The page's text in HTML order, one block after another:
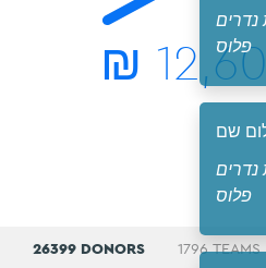
פלוס
שם
פלוס
₪
26399 DONORS 1796 TEAMS